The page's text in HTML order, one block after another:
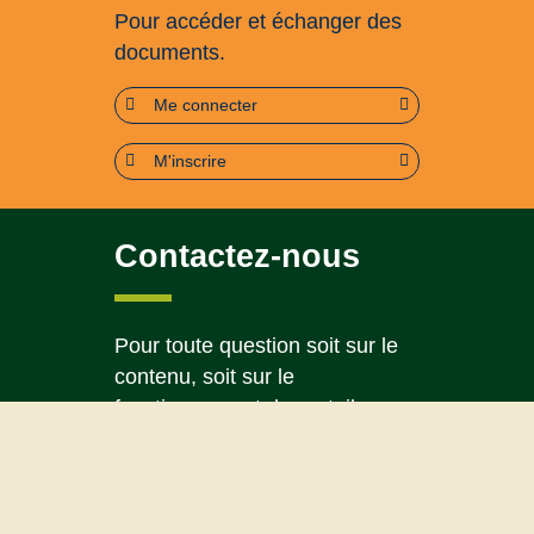
Pour accéder et échanger des
documents.
Me connecter
M'inscrire
Contactez-nous
Pour toute question soit sur le
contenu, soit sur le
fonctionnement du portail